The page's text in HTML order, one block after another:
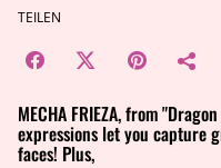
TEILEN
MECHA FRIEZA, from
expressions let you capture
faces! Plus,